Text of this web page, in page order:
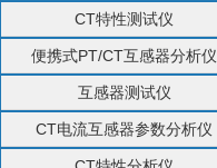
CT特性测试仪
便携式PT/CT互感器分析仪
互感器测试仪
CT电流互感器参数分析仪